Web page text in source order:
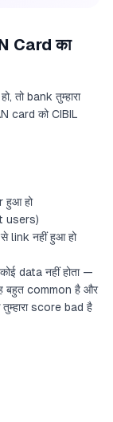
Card का
तो bank तुम्हारा
card को CIBIL
हुआ हो
users)
link नहीं हुआ हो
data नहीं होता —
बहुत common है और
score bad है